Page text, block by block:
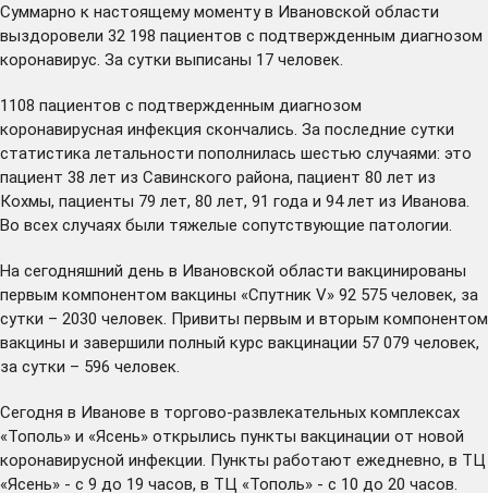
Суммарно к настоящему моменту в Ивановской области
выздоровели 32 198 пациентов с подтвержденным диагнозом
коронавирус. За сутки выписаны 17 человек.
1108 пациентов с подтвержденным диагнозом
коронавирусная инфекция скончались. За последние сутки
статистика летальности пополнилась шестью случаями: это
пациент 38 лет из Савинского района, пациент 80 лет из
Кохмы, пациенты 79 лет, 80 лет, 91 года и 94 лет из Иванова.
Во всех случаях были тяжелые сопутствующие патологии.
На сегодняшний день в Ивановской области вакцинированы
первым компонентом вакцины «Спутник V» 92 575 человек, за
сутки – 2030 человек. Привиты первым и вторым компонентом
вакцины и завершили полный курс вакцинации 57 079 человек,
за сутки – 596 человек.
Сегодня в Иванове в торгово-развлекательных комплексах
«Тополь» и «Ясень» открылись пункты вакцинации от новой
коронавирусной инфекции. Пункты работают ежедневно, в ТЦ
«Ясень» - с 9 до 19 часов, в ТЦ «Тополь» - с 10 до 20 часов.